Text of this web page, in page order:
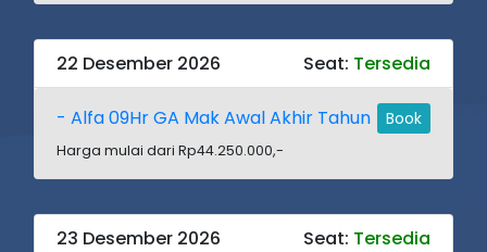
22 Desember 2026 Seat: Tersedia
- Alfa 09Hr GA Mak Awal Akhir Tahun Book
Harga mulai dari Rp44.250.000,-
23 Desember 2026 Seat: Tersedia